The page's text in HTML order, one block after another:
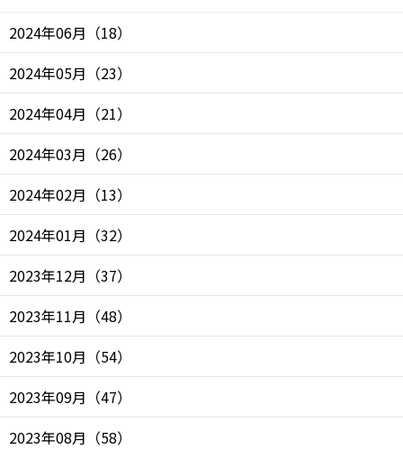
2024年06月 （18）
2024年05月 （23）
2024年04月 （21）
2024年03月 （26）
2024年02月 （13）
2024年01月 （32）
2023年12月 （37）
2023年11月 （48）
2023年10月 （54）
2023年09月 （47）
2023年08月 （58）